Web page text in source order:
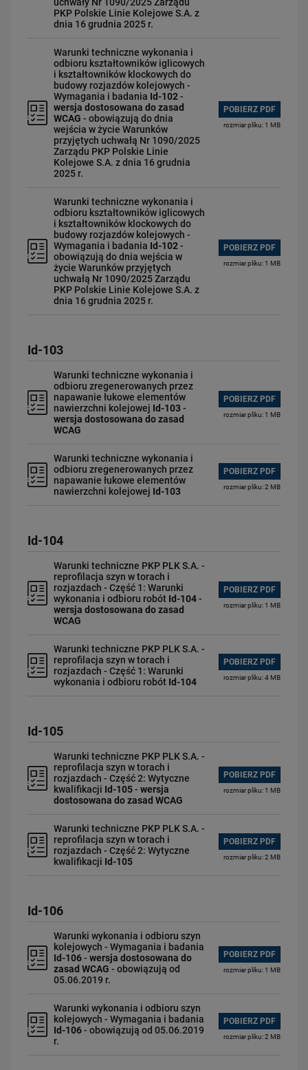
PKP Polskie Linie Kolejowe S.A. z
dnia 16 grudnia 2025 r.
Warunki techniczne wykonania i
odbioru kształtowników iglicowych
i kształtowników klockowych do
budowy rozjazdów kolejowych -
Wymagania i badania Id-102-
wersja dostosowana do zasad
WCAG - obowiązują do dnia
wejścia w życie Warunków
przyjętych uchwałą Nr 1090/2025
Zarządu PKP Polskie Linie
Kolejowe S.A. z dnia 16 grudnia
2025 r.
POBIERZ PDF
rozmiar pliku: 1 MB
Warunki techniczne wykonania i
odbioru kształtowników iglicowych
i kształtowników klockowych do
budowy rozjazdów kolejowych -
Wymagania i badania Id-102-
obowiązują do dnia wejścia w
życie Warunków przyjętych
uchwałą Nr 1090/2025 Zarządu
PKP Polskie Linie Kolejowe S.A. z
dnia 16 grudnia 2025 r.
POBIERZ PDF
rozmiar pliku: 1 MB
Id-103
Warunki techniczne wykonania i
odbioru zregenerowanych przez
napawanie łukowe elementów
nawierzchni kolejowej Id-103-
wersja dostosowana do zasad
WCAG
POBIERZ PDF
rozmiar pliku: 1 MB
Warunki techniczne wykonania i
odbioru zregenerowanych przez
napawanie łukowe elementów
nawierzchni kolejowej Id-103
POBIERZ PDF
rozmiar pliku: 2 MB
Id-104
Warunki techniczne PKP PLK S.A. -
reprofilacja szyn w torach i
rozjazdach - Część 1: Warunki
wykonania i odbioru robót Id-104-
wersja dostosowana do zasad
WCAG
POBIERZ PDF
rozmiar pliku: 1 MB
Warunki techniczne PKP PLK S.A. -
reprofilacja szyn w torach i
rozjazdach - Część 1: Warunki
wykonania i odbioru robót Id-104
POBIERZ PDF
rozmiar pliku: 4 MB
Id-105
Warunki techniczne PKP PLK S.A. -
reprofilacja szyn w torach i
rozjazdach - Część 2: Wytyczne
kwalifikacji Id-105- wersja
dostosowana do zasad WCAG
POBIERZ PDF
rozmiar pliku: 1 MB
Warunki techniczne PKP PLK S.A. -
reprofilacja szyn w torach i
rozjazdach - Część 2: Wytyczne
kwalifikacji Id-105
POBIERZ PDF
rozmiar pliku: 2 MB
Id-106
Warunki wykonania i odbioru szyn
kolejowych - Wymagania i badania
Id-106- wersja dostosowana do
zasad WCAG - obowiązują od
05.06.2019 r.
POBIERZ PDF
rozmiar pliku: 1 MB
Warunki wykonania i odbioru szyn
kolejowych - Wymagania i badania
Id-106- obowiązują od 05.06.2019
r.
POBIERZ PDF
rozmiar pliku: 2 MB